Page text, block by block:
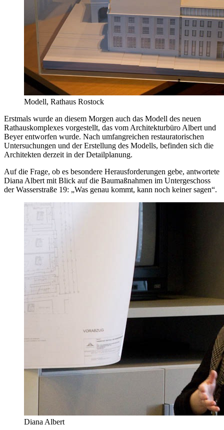
Modell, Rathaus Rostock
Erstmals wurde an diesem Morgen auch das Modell des neuen
Rathauskomplexes vorgestellt, das vom Architekturbüro Albert und
Beyer entworfen wurde. Nach umfangreichen restauratorischen
Untersuchungen und der Erstellung des Modells, befinden sich die
Architekten derzeit in der Detailplanung.
Auf die Frage, ob es besondere Herausforderungen gebe, antwortete
Diana Albert mit Blick auf die Baumaßnahmen im Untergeschoss
der Wasserstraße 19: „Was genau kommt, kann noch keiner sagen“.
Diana Albert